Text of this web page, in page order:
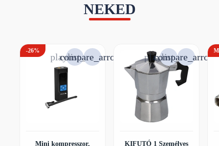
NEKED
-26%
Mini kompresszor,
KIFUTÓ 1 Személyes